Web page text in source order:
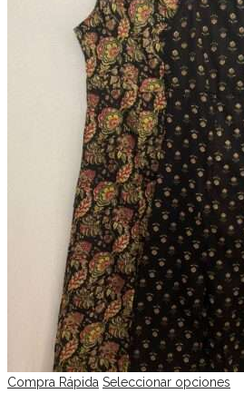
Compra Rápida Seleccionar opciones